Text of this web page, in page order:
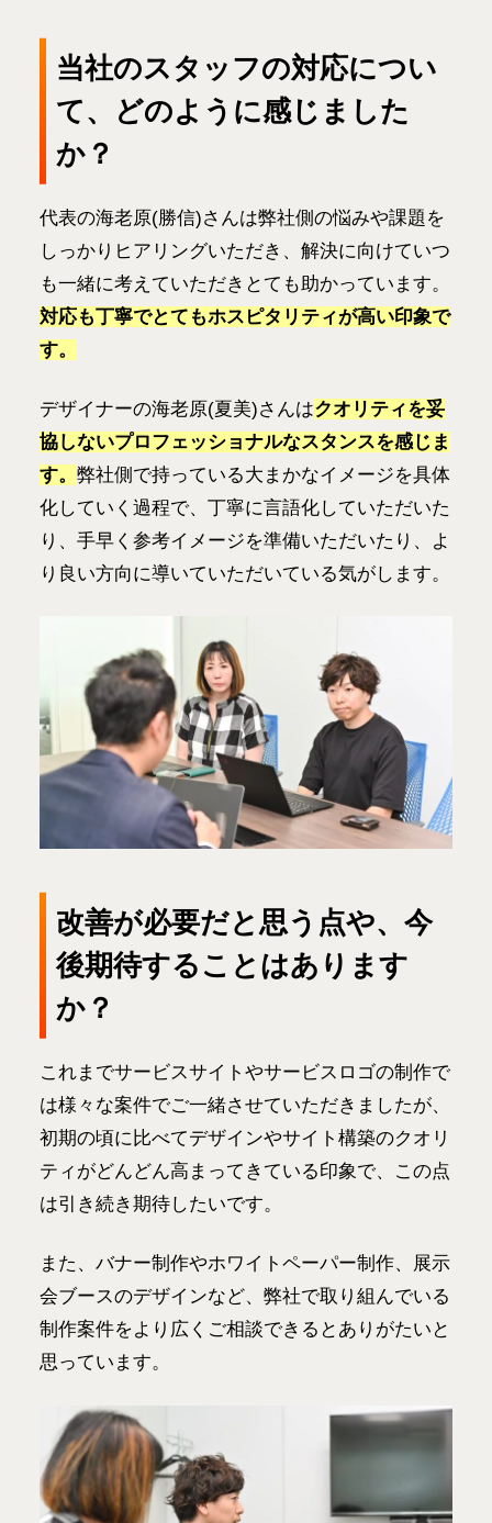
当社のスタッフの対応につい
て、どのように感じました
か？
代表の海老原(勝信)さんは弊社側の悩みや課題を
しっかりヒアリングいただき、解決に向けていつ
も一緒に考えていただきとても助かっています。
対応も丁寧でとてもホスピタリティが高い印象で
す。
デザイナーの海老原(夏美)さんはクオリティを妥
協しないプロフェッショナルなスタンスを感じま
す。 弊社側で持っている大まかなイメージを具体
化していく過程で、丁寧に言語化していただいた
り、手早く参考イメージを準備いただいたり、よ
り良い方向に導いていただいている気がします。
改善が必要だと思う点や、今
後期待することはあります
か？
これまでサービスサイトやサービスロゴの制作で
は様々な案件でご一緒させていただきましたが、
初期の頃に比べてデザインやサイト構築のクオリ
ティがどんどん高まってきている印象で、この点
は引き続き期待したいです。
また、バナー制作やホワイトペーパー制作、展示
会ブースのデザインなど、弊社で取り組んでいる
制作案件をより広くご相談できるとありがたいと
思っています。